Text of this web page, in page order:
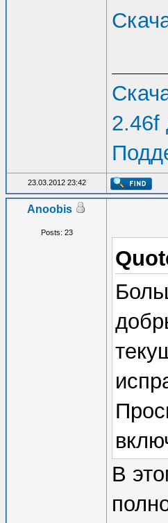
2.46f
23.03.2012 23:42
Anoobis
Posts: 23
В